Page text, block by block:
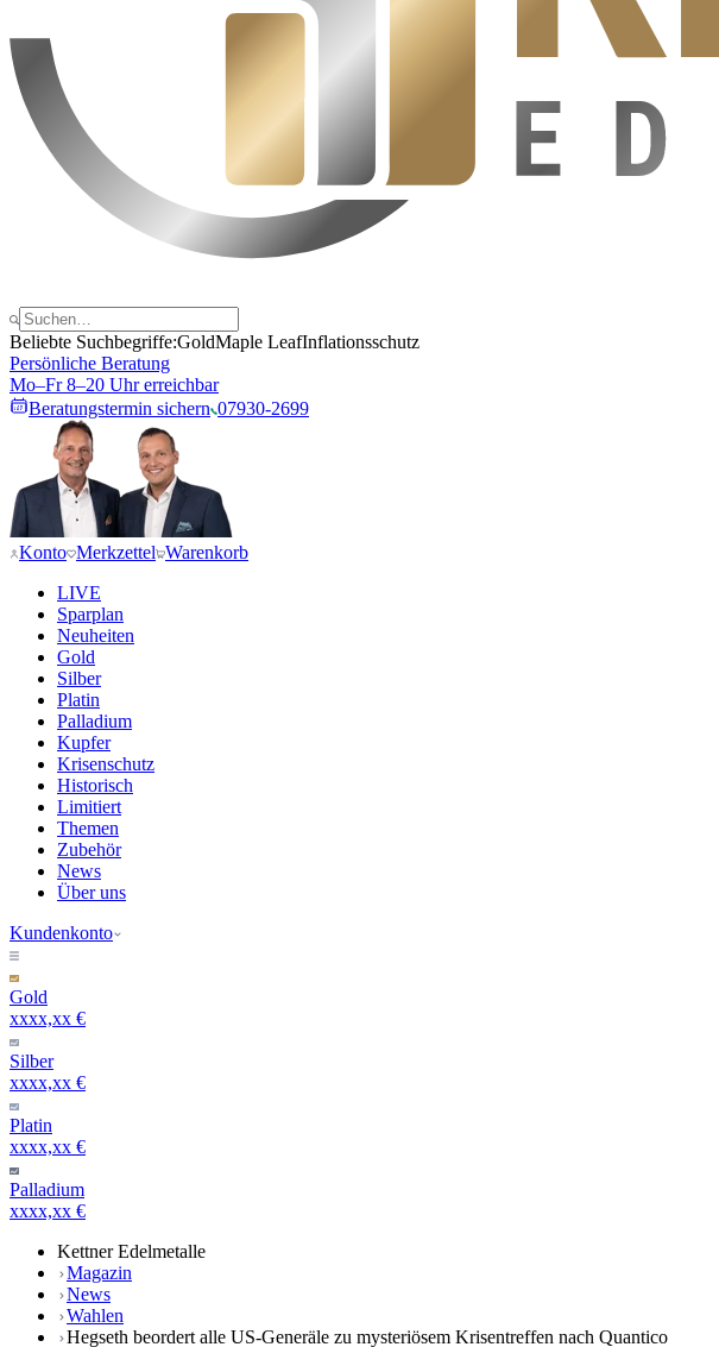
Beliebte Suchbegriffe:GoldMaple LeafInflationsschutz
Persönliche Beratung
Mo–Fr 8–20 Uhr erreichbar
Beratungstermin sichern 07930-2699
Konto Merkzettel Warenkorb
LIVE
Sparplan
Neuheiten
Gold
Silber
Platin
Palladium
Kupfer
Krisenschutz
Historisch
Limitiert
Themen
Zubehör
News
Über uns
Kundenkonto
Gold
xxxx,xx €
Silber
xxxx,xx €
Platin
xxxx,xx €
Palladium
xxxx,xx €
Kettner Edelmetalle
Magazin
News
Wahlen
Hegseth beordert alle US-Generäle zu mysteriösem Krisentreffen nach Quantico